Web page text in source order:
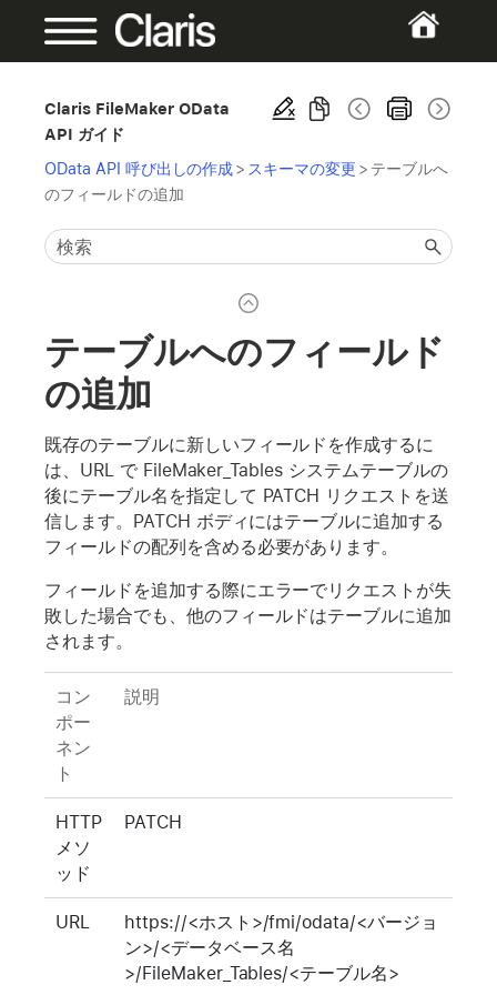
Claris FileMaker OData
API ガイド
OData API 呼び出しの作成> スキーマの変更 > テーブルへ
のフィールドの追加
テーブルへのフィールド
の追加
既存のテーブルに新しいフィールドを作成するに
は、URL で FileMaker_Tables システムテーブルの
後にテーブル名を指定して PATCH リクエストを送
信します。PATCH ボディにはテーブルに追加する
フィールドの配列を含める必要があります。
フィールドを追加する際にエラーでリクエストが失
敗した場合でも、他のフィールドはテーブルに追加
されます。
コン
ポー
ネン
ト
説明
HTTP
メソ
ッド
PATCH
URL
https://<ホスト>/fmi/odata/<バージョ
ン>/<データベース名
>/FileMaker_Tables/<テーブル名>